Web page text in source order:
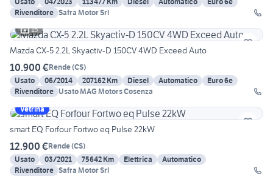
Rivenditore Safra Motor Srl
15
Mazda CX-5 2.2L Skyactiv-D 150CV 4WD Exceed Auto
10.900 €Rende(CS)
Usato
06/2014 207162 Km Diesel Automatico
Euro 6e
Rivenditore Usato MAG Motors Cosenza
Vetrina
smart EQ Forfour Fortwo eq Pulse 22kW
12.900 €Rende(CS)
Usato
03/2021 75642 Km Elettrica
Automatico
Rivenditore Safra Motor Srl